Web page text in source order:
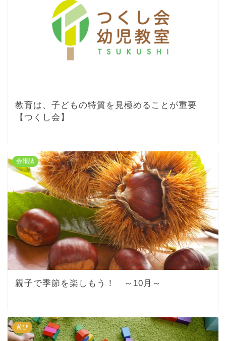
教育は、子どもの特質を見極めることが重要
【つくし会】
会報誌
親子で季節を楽しもう！ ～10月～
遊び